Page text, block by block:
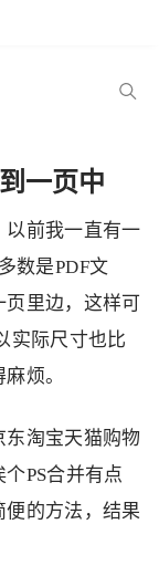
一页中
以前我一直有一
数是PDF文
里边，这样可
实际尺寸也比
烦。
东淘宝天猫购物
PS合并有点
的方法，结果